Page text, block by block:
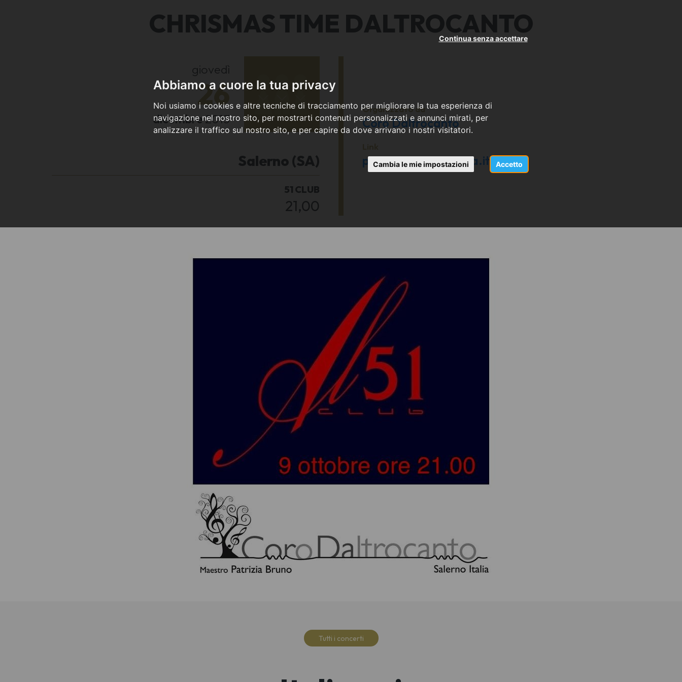
Abbiamo a cuore la tua privacy
Noi usiamo i cookies e altre tecniche di tracciamento per migliorare la tua esperienza di
navigazione nel nostro sito, per mostrarti contenuti personalizzati e annunci mirati, per
analizzare il traffico sul nostro sito, e per capire da dove arrivano i nostri visitatori.
Accetto
Continua senza accettare
Cambia le mie impostazioni
CHRISMAS TIME DALTROCANTO
giovedì
26
dicembre2013
Salerno (SA)
51 CLUB
21,00
Organizzato da
Coro Daltrocanto
patriziab@aliceposta.it
Tutti i concerti